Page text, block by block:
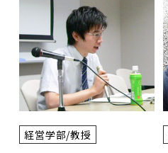
経営学部/教授